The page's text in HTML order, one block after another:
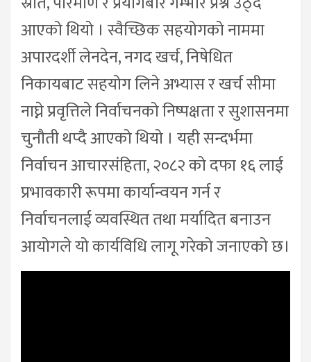
आएको थियो । स्वैच्छिक सहयोगको नाममा
अपारदर्शी लेनदेन, नगद खर्च, निषेधित
निकायबाट सहयोग लिने अभ्यास र खर्च सीमा
नाघ्ने प्रवृत्तिले निर्वाचनको निष्पक्षता र सुशासनमा
चुनौती थप्दै आएको थियो । यही सन्दर्भमा
निर्वाचन आचारसंहिता, २०८२ को दफा १६ लाई
प्रभावकारी रूपमा कार्यान्वयन गर्न र
निर्वाचनलाई व्यवस्थित तथा मर्यादित बनाउन
आयोगले यो कार्यविधि लागू गरेको जनाएको छ।